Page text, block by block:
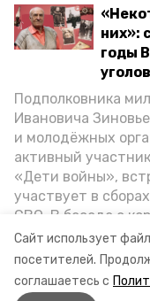
Сайт использует
посетителей.
соглашаетесь с
них»:
годы
Подполковника
Ивановича
и молодёжных
активный
«Дети войны»,
участвует в
СВО. В беседе с
спецпроекта
ветеран рассказал
ВОВ, о службе в
и шпионе
холодильнике
замораживать
плод
свойства.
Подробнее о
хранения